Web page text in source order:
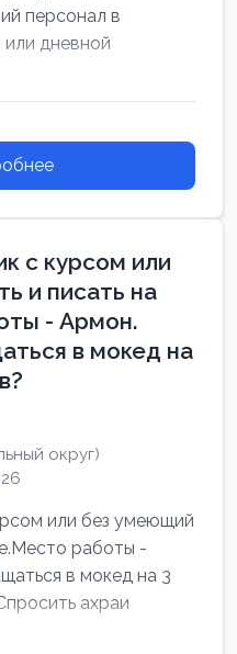
персонал в
дневной
дл...
с курсом или
и писать на
- Армон.
в мокед на
округ)
или без умеющий
работы -
в мокед на 3
ахраи